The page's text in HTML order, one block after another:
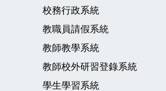
校務行政系統
教職員請假系統
教師教學系統
教師校外研習登錄系統
學生學習系統